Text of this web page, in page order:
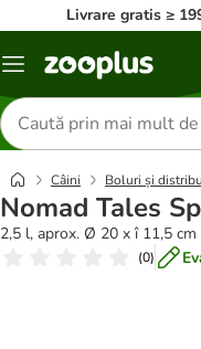
Livrare gratis ≥
Categorii
Căutare
produse
Câini Boluri și
Nomad Tales
2,5 l, aprox. Ø 20 x î 11,5 cm
(0)